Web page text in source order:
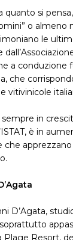
quanto si
o almeno
le
a conduzione
che
vitivinicole
in
è in
che
D’Agata,
Plage Resort,